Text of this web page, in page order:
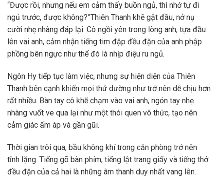
“Được rồi, nhưng nếu em cảm thấy buồn ngủ, thì nhớ tự đi
ngủ trước, được không?”Thiên Thanh khẽ gật đầu, nở nụ
cười nhẹ nhàng đáp lại. Cô ngồi yên trong lòng anh, tựa đầu
lên vai anh, cảm nhận tiếng tim đập đều đặn của anh phập
phồng bên ngực như thể đó là nhịp điệu ru ngủ.
Ngôn Hy tiếp tục làm việc, nhưng sự hiện diện của Thiên
Thanh bên cạnh khiến mọi thứ dường như trở nên dễ chịu hơn
rất nhiều. Bàn tay cô khẽ chạm vào vai anh, ngón tay nhẹ
nhàng vuốt ve qua lại như một thói quen vô thức, tạo nên
cảm giác ấm áp và gần gũi.
Thời gian trôi qua, bầu không khí trong căn phòng trở nên
tĩnh lặng. Tiếng gõ bàn phím, tiếng lật trang giấy và tiếng thở
đều đặn của cả hai là những âm thanh duy nhất vang lên.